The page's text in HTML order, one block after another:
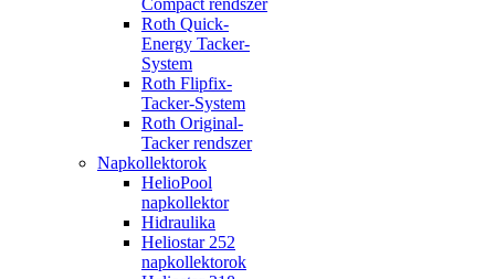
Compact rendszer
Roth Quick-
Energy Tacker-
System
Roth Flipfix-
Tacker-System
Roth Original-
Tacker rendszer
Napkollektorok
HelioPool
napkollektor
Hidraulika
Heliostar 252
napkollektorok